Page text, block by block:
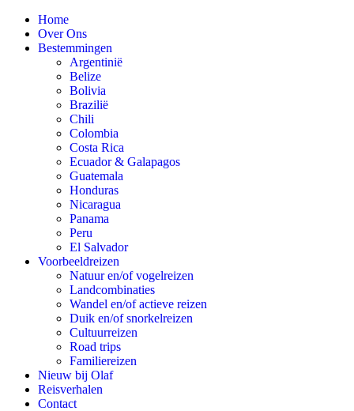
Home
Over Ons
Bestemmingen
Argentinië
Belize
Bolivia
Brazilië
Chili
Colombia
Costa Rica
Ecuador & Galapagos
Guatemala
Honduras
Nicaragua
Panama
Peru
El Salvador
Voorbeeldreizen
Natuur en/of vogelreizen
Landcombinaties
Wandel en/of actieve reizen
Duik en/of snorkelreizen
Cultuurreizen
Road trips
Familiereizen
Nieuw bij Olaf
Reisverhalen
Contact